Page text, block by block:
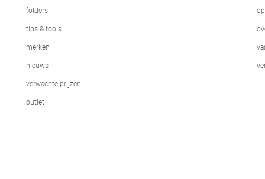
folders
tips & tools
merken
nieuws
verwachte prijzen
outlet